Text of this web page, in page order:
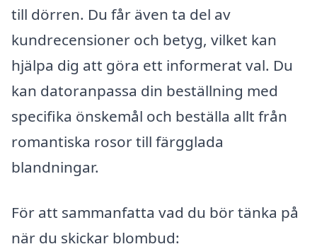
till dörren. Du får även ta del av
kundrecensioner och betyg, vilket kan
hjälpa dig att göra ett informerat val. Du
kan datoranpassa din beställning med
specifika önskemål och beställa allt från
romantiska rosor till färgglada
blandningar.
För att sammanfatta vad du bör tänka på
när du skickar blombud: